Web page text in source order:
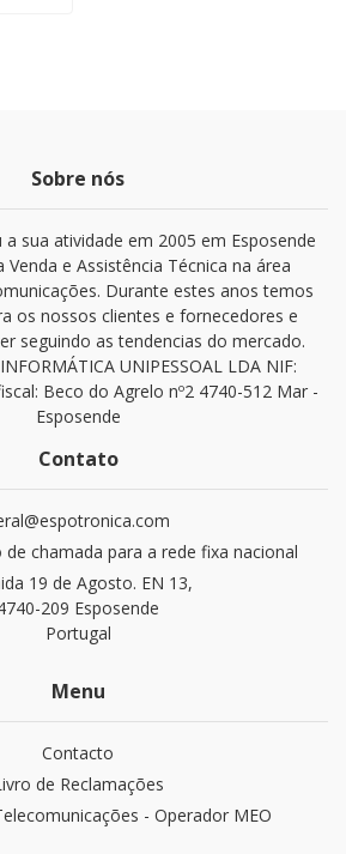
Sobre nós
sua atividade em 2005 em Esposende
Venda e Assistência Técnica na área
Durante estes anos temos
os nossos clientes e fornecedores e
seguindo as tendencias do mercado.
UNIPESSOAL LDA NIF:
Beco do Agrelo nº2 4740-512 Mar -
Esposende
Contato
de chamada para a rede fixa nacional
19 de Agosto. EN 13,
209 Esposende
Portugal
Menu
Contacto
de Reclamações
- Operador MEO